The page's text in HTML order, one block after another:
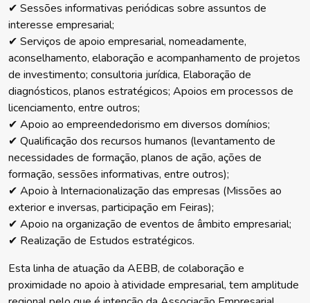
✔ Sessões informativas periódicas sobre assuntos de
interesse empresarial;
✔ Serviços de apoio empresarial, nomeadamente,
aconselhamento, elaboração e acompanhamento de projetos
de investimento; consultoria jurídica, Elaboração de
diagnósticos, planos estratégicos; Apoios em processos de
licenciamento, entre outros;
✔ Apoio ao empreendedorismo em diversos domínios;
✔ Qualificação dos recursos humanos (levantamento de
necessidades de formação, planos de ação, ações de
formação, sessões informativas, entre outros);
✔ Apoio à Internacionalização das empresas (Missões ao
exterior e inversas, participação em Feiras);
✔ Apoio na organização de eventos de âmbito empresarial;
✔ Realização de Estudos estratégicos.
Esta linha de atuação da AEBB, de colaboração e
proximidade no apoio à atividade empresarial, tem amplitude